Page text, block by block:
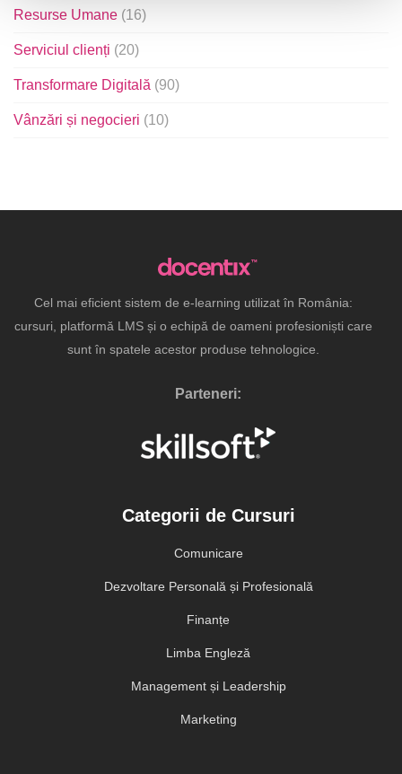
Resurse Umane (16)
Serviciul clienți (20)
Transformare Digitală (90)
Vânzări și negocieri (10)
Cel mai eficient sistem de e-learning utilizat în România:
cursuri, platformă LMS și o echipă de oameni profesioniști care
sunt în spatele acestor produse tehnologice.
Parteneri:
Categorii de Cursuri
Comunicare
Dezvoltare Personală și Profesională
Finanțe
Limba Engleză
Management și Leadership
Marketing